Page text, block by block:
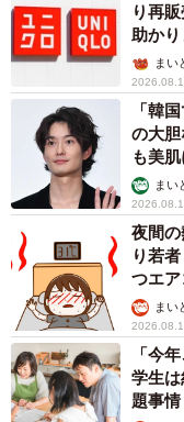
り再
助か
まい
「韓
の大
も美
っこい
まい
夜間
り若
つエ
まい
「今
学生
題事情